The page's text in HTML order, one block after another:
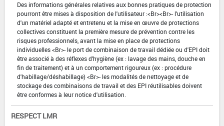
Des informations générales relatives aux bonnes pratiques de protection
pourront être mises à disposition de l'utilisateur :<Br><Br>- l'utilisation
d'un matériel adapté et entretenu et la mise en œuvre de protections
collectives constituent la première mesure de prévention contre les
risques professionnels, avant la mise en place de protections
individuelles <Br>- le port de combinaison de travail dédiée ou d'EPI doit
être associé à des réflexes d'hygiène (ex : lavage des mains, douche en
fin de traitement) et à un comportement rigoureux (ex : procédure
d'habillage/déshabillage) <Br>- les modalités de nettoyage et de
stockage des combinaisons de travail et des EPI réutilisables doivent
être conformes à leur notice d'utilisation.
RESPECT LMR